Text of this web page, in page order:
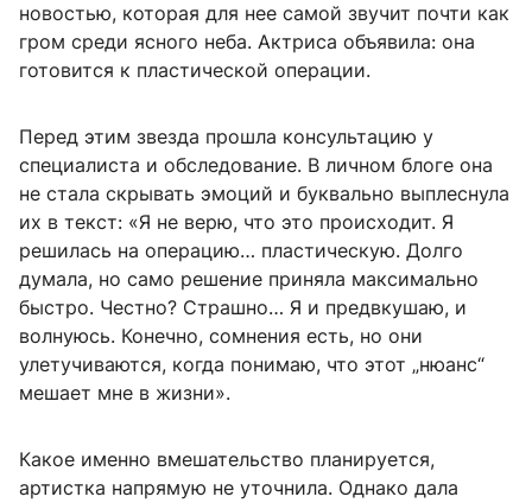
новостью, которая для нее самой звучит почти как
гром среди ясного неба. Актриса объявила: она
готовится к пластической операции.
Перед этим звезда прошла консультацию у
специалиста и обследование. В личном блоге она
не стала скрывать эмоций и буквально выплеснула
их в текст: «Я не верю, что это происходит. Я
решилась на операцию… пластическую. Долго
думала, но само решение приняла максимально
быстро. Честно? Страшно… Я и предвкушаю, и
волнуюсь. Конечно, сомнения есть, но они
улетучиваются, когда понимаю, что этот „нюанс“
мешает мне в жизни».
Какое именно вмешательство планируется,
артистка напрямую не уточнила. Однако дала